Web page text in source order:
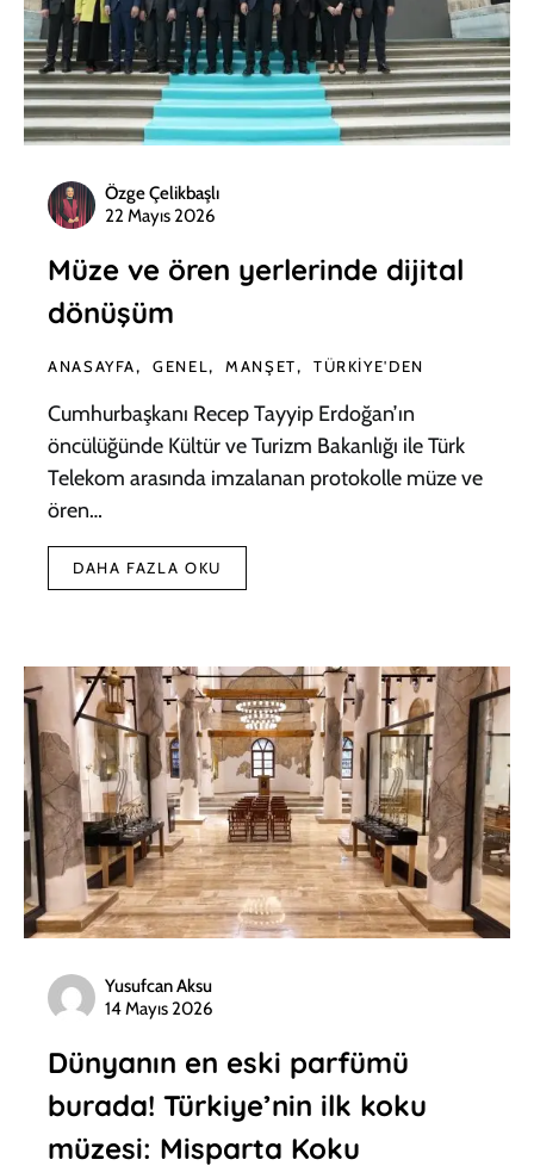
Özge Çelikbaşlı
22 Mayıs 2026
Müze ve ören yerlerinde dijital
dönüşüm
ANASAYFA GENEL MANŞET TÜRKIYE'DEN
Cumhurbaşkanı Recep Tayyip Erdoğan’ın
öncülüğünde Kültür ve Turizm Bakanlığı ile Türk
Telekom arasında imzalanan protokolle müze ve
ören…
DAHA FAZLA OKU
Yusufcan Aksu
14 Mayıs 2026
Dünyanın en eski parfümü
burada! Türkiye’nin ilk koku
müzesi: Misparta Koku